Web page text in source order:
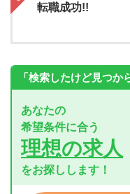
転職成功!!
「検索したけど見つか
あなたの
希望条件に合う
理想の求人
をお探しします！